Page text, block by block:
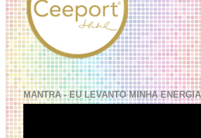
MANTRA - EU LEVANTO MINHA ENERGIA